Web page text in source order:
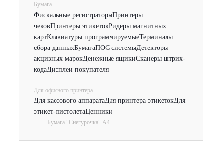
Бумага
Фискальные регистраторыПринтеры
чековПринтеры этикетокРидеры магнитных
картКлавиатуры программируемыеТерминалы
сбора данныхБумагаПОС системыДетекторы
акцизных марокДенежные ящикиСканеры штрих-
кодаДисплеи покупателя
-
Для офисного принтера
Для кассового аппаратаДля принтера этикетокДля
этикет-пистолетаЦенники
- Бумага "Снегурочка" А4